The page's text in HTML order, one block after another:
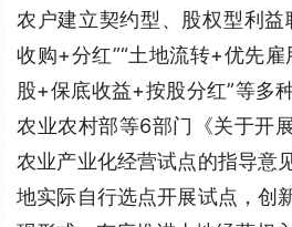
农户建立契约型、股权型利益
收购+分红”“土地流转+优先雇
股+保底收益+按股分红”等多
农业农村部等6部门《关于开
农业产业化经营试点的指导意
地实际自行选点开展试点，创